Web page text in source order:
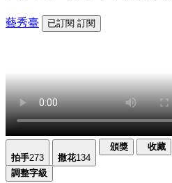
藝秀臺 已訂閱 訂閱
拍手273 撒花134
頒獎 收藏
調整字級